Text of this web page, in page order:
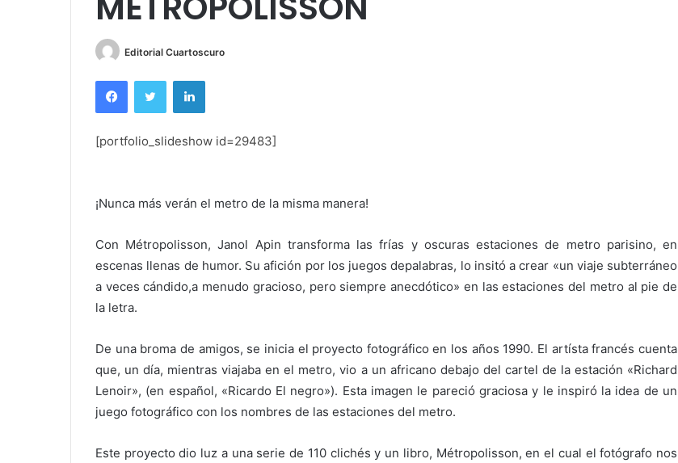
Editorial Cuartoscuro
FacebookTwitter LinkedIn
[portfolio_slideshow id=29483]
¡Nunca más verán el metro de la misma manera!
Con Métropolisson, Janol Apin transforma las frías y oscuras estaciones de metro parisino, en
escenas llenas de humor. Su afición por los juegos depalabras, lo insitó a crear «un viaje subterráneo
a veces cándido,a menudo gracioso, pero siempre anecdótico» en las estaciones del metro al pie de
la letra.
De una broma de amigos, se inicia el proyecto fotográfico en los años 1990. El artísta francés cuenta
que, un día, mientras viajaba en el metro, vio a un africano debajo del cartel de la estación «Richard
Lenoir», (en español, «Ricardo El negro»). Esta imagen le pareció graciosa y le inspiró la idea de un
juego fotográfico con los nombres de las estaciones del metro.
Este proyecto dio luz a una serie de 110 clichés y un libro, Métropolisson, en el cual el fotógrafo nos